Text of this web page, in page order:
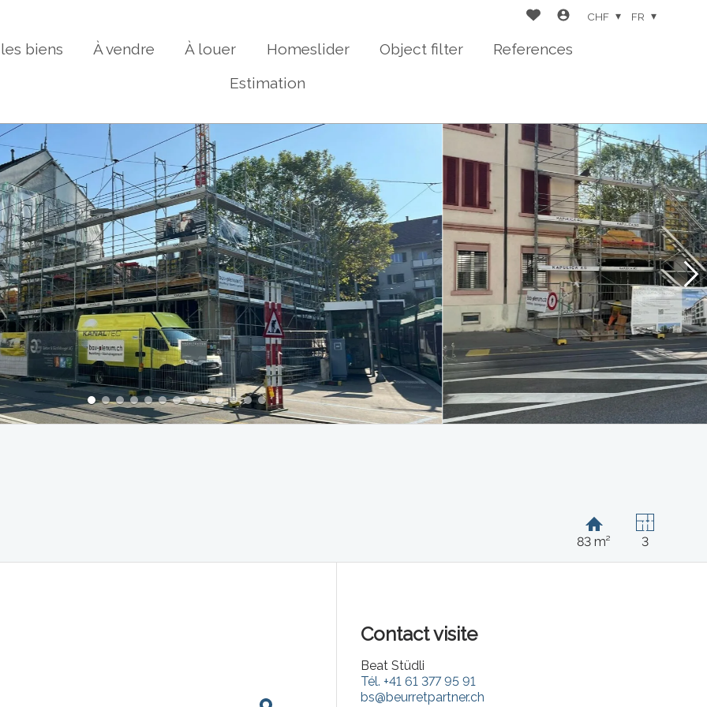
biens À vendre À louer Homeslider Object filter
References
Estimation
CHF FR
83 m² 3
Contact visite
Beat Stüdli
Tél. +41 61 377 95 91
bs@beurretpartner.ch